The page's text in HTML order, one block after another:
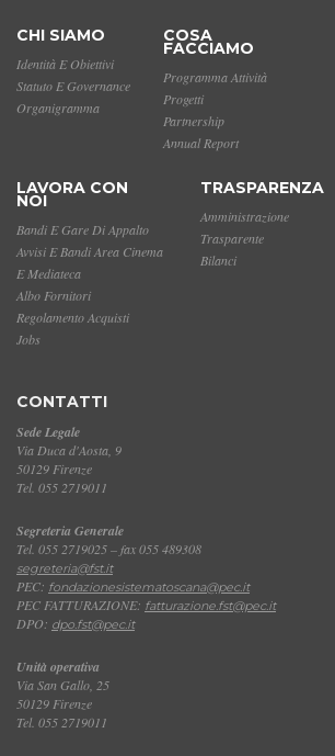
CHI SIAMO
Identità E Obiettivi
Statuto E Governance
Organigramma
COSA
FACCIAMO
Programma Attività
Progetti
Partnership
Annual Report
LAVORA CON
NOI
Bandi E Gare Di Appalto
Avvisi E Bandi Area Cinema
E Mediateca
Albo Fornitori
Regolamento Acquisti
Jobs
TRASPARENZA
Amministrazione
Trasparente
Bilanci
CONTATTI
Sede Legale
Via Duca d'Aosta, 9
50129 Firenze
Tel. 055 2719011
Segreteria Generale
Tel. 055 2719025 – fax 055 489308
segreteria@fst.it
PEC: fondazionesistematoscana@pec.it
PEC FATTURAZIONE: fatturazione.fst@pec.it
DPO: dpo.fst@pec.it
Unità operativa
Via San Gallo, 25
50129 Firenze
Tel. 055 2719011